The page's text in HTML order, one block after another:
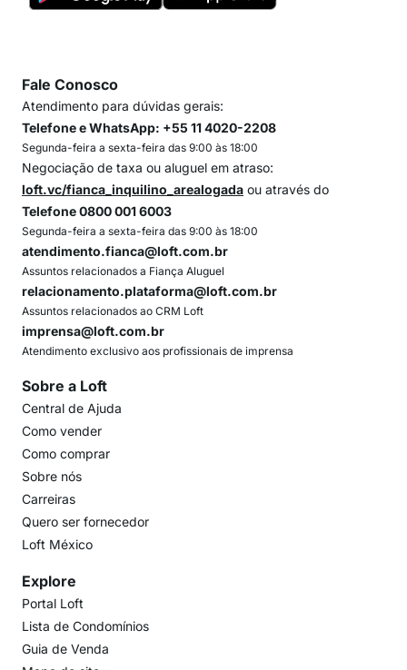
Fale Conosco
Atendimento para dúvidas gerais:
Telefone e WhatsApp: +55 11 4020-2208
Segunda-feira a sexta-feira das 9:00 às 18:00
Negociação de taxa ou aluguel em atraso:
loft.vc/fianca_inquilino_arealogada ou através do
Telefone 0800 001 6003
Segunda-feira a sexta-feira das 9:00 às 18:00
atendimento.fianca@loft.com.br
Assuntos relacionados a Fiança Aluguel
relacionamento.plataforma@loft.com.br
Assuntos relacionados ao CRM Loft
imprensa@loft.com.br
Atendimento exclusivo aos profissionais de imprensa
Sobre a Loft
Central de Ajuda
Como vender
Como comprar
Sobre nós
Carreiras
Quero ser fornecedor
Loft México
Explore
Portal Loft
Lista de Condomínios
Guia de Venda